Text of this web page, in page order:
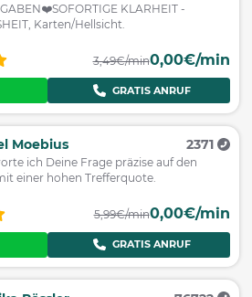
KLARHEIT -
Karten/Hellsicht.
3,49€/min0,00€/min
GRATIS ANRUF
Moebius 2371
ich Deine Frage präzise auf den
einer hohen Trefferquote.
5,99€/min0,00€/min
GRATIS ANRUF